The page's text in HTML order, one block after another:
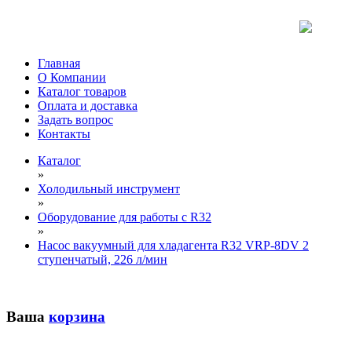
Главная
О Компании
Каталог товаров
Оплата и доставка
Задать вопрос
Контакты
Каталог
»
Холодильный инструмент
»
Оборудование для работы с R32
»
Насос вакуумный для хладагента R32 VRP-8DV 2
ступенчатый, 226 л/мин
Ваша корзина